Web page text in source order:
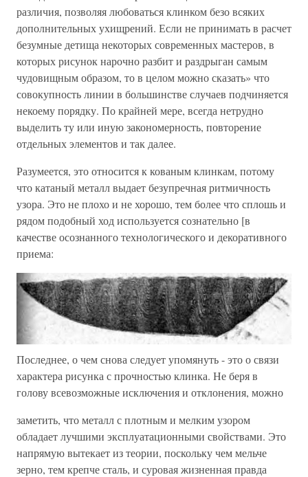
различия, позволяя любоваться клинком безо всяких
дополнительных ухищрений. Если не принимать в расчет
безумные детища некоторых современных мастеров, в
которых рисунок нарочно разбит и раздрыган самым
чудовищным образом, то в целом можно сказать» что
совокупность линии в большинстве случаев подчиняется
некоему порядку. По крайней мере, всегда нетрудно
выделить ту или иную закономерность, повторение
отдельных элементов и так далее.
Разумеется, это относится к кованым клинкам, потому
что катаный металл выдает безупречная ритмичность
узора. Это не плохо и не хорошо, тем более что сплошь и
рядом подобный ход используется сознательно [в
качестве осознанного технологического и декоративного
приема:
Последнее, о чем снова следует упомянуть - это о связи
характера рисунка с прочностью клинка. Не беря в
голову всевозможные исключения и отклонения, можно
заметить, что металл с плотным и мелким узором
обладает лучшими эксплуатационными свойствами. Это
напрямую вытекает из теории, поскольку чем мельче
зерно, тем крепче сталь, и суровая жизненная правда